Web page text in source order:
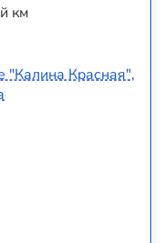
км
Красная",